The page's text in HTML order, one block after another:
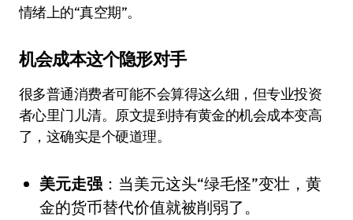
情绪上的“真空期”。
机会成本这个隐形对手
很多普通消费者可能不会算得这么细，但专业投资
者心里门儿清。原文提到持有黄金的机会成本变高
了，这确实是个硬道理。
美元走强：当美元这头“绿毛怪”变壮，黄
金的货币替代价值就被削弱了。